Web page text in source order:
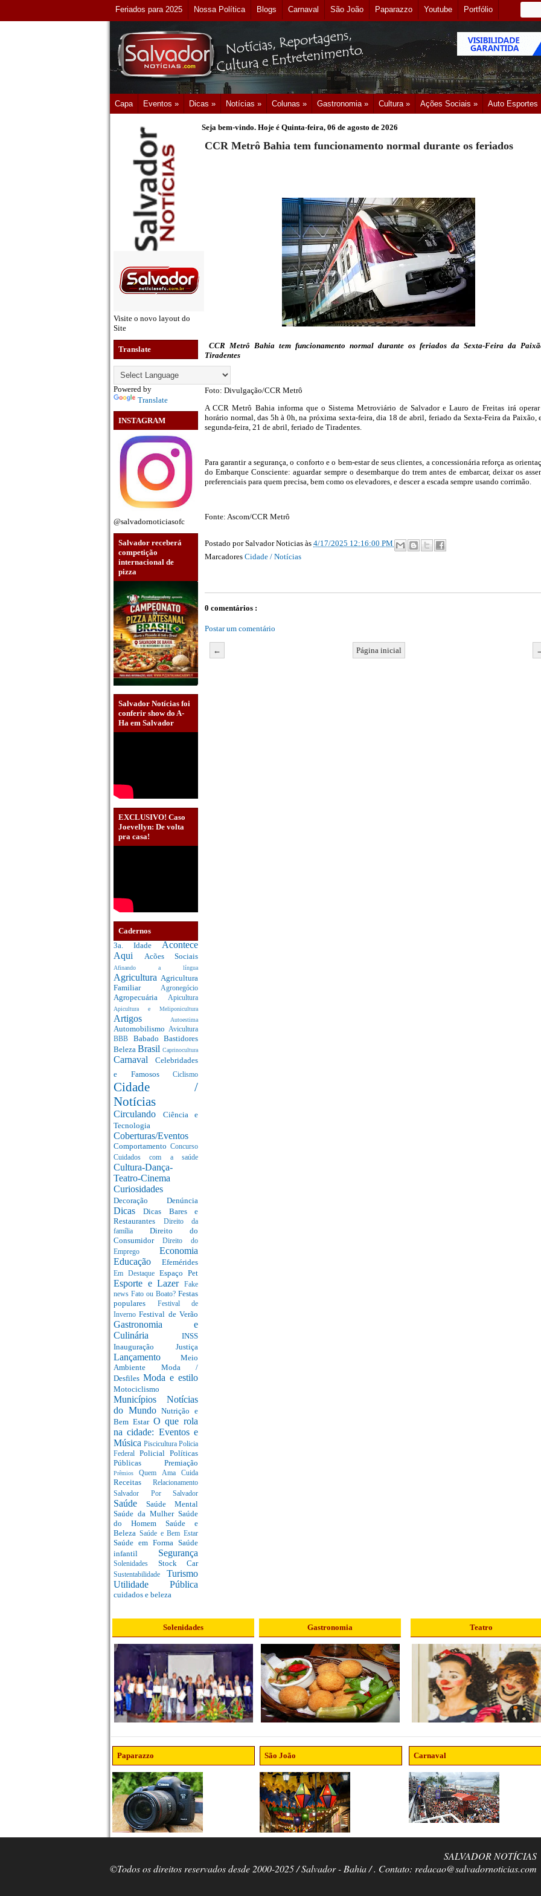
Feriados para 2025 Nossa Política Blogs Carnaval São João Paparazzo Youtube Portfólio
Capa Eventos » Dicas » Notícias » Colunas » Gastronomia » Cultura » Ações Sociais » Auto Esportes
Visite o novo layout do
Site
Translate
Powered by
Translate
INSTAGRAM
@salvadornoticiasofc
Salvador receberá
competição
internacional de
pizza
Salvador Notícias foi
conferir show do A-
Ha em Salvador
EXCLUSIVO! Caso
Joevellyn: De volta
pra casa!
Cadernos
3a. Idade Acontece
Aqui Acões Sociais
Afinando a língua
Agricultura Agricultura
Familiar Agronegócio
Agropecuária Apicultura
Apicultura e Meliponicultura
Artigos Autoestima
Automobilismo Avicultura
BBB Babado Bastidores
Beleza Brasil Caprinocultura
Carnaval Celebridades
e Famosos Ciclismo
Cidade /
Notícias
Circulando Ciência e
Tecnologia
Coberturas/Eventos
Comportamento Concurso
Cuidados com a saúde
Cultura-Dança-
Teatro-Cinema
Curiosidades
Decoração Denúncia
DicasDicas Bares e
Restaurantes
Direito da
família Direito do
Consumidor Direito do
Emprego Economia
Educação Efemérides
Em Destaque Espaço Pet
Esporte e Lazer
Fake
news Fato ou Boato? Festas
populares
Festival de
InvernoFestival de Verão
Gastronomia e
Culinária INSS
Inauguração Justiça
Lançamento Meio
Ambiente Moda /
Desfiles Moda e estilo
Motociclismo
Municípios Notícias
do MundoNutrição e
Bem Estar O que rola
na cidade: Eventos e
Música Piscicultura Policia
Federal Policial Políticas
Públicas Premiação
PrêmiosQuem Ama Cuida
Receitas Relacionamento
Salvador Por Salvador
Saúde Saúde Mental
Saúde da Mulher Saúde
do Homem Saúde e
Beleza Saúde e Bem Estar
Saúde em Forma Saúde
infantil Segurança
Solenidades Stock Car
Sustentabilidade Turismo
Utilidade Pública
cuidados e beleza
Seja bem-vindo. Hoje é Quinta-feira, 06 de agosto de 2026
CCR Metrô Bahia tem funcionamento normal durante os feriados
CCR Metrô Bahia tem funcionamento normal durante os feriados da Sexta-Feira da
Tiradentes
Foto: Divulgação/CCR Metrô
A CCR Metrô Bahia informa que o Sistema Metroviário de Salvador e Lauro de Freitas irá operar
horário normal, das 5h à 0h, na próxima sexta-feira, dia 18 de abril, feriado da Sexta-Feira da Paixão,
segunda-feira, 21 de abril, feriado de Tiradentes.
Para garantir a segurança, o conforto e o bem-estar de seus clientes, a concessionária reforça as
do Embarque Consciente: aguardar sempre o desembarque do trem antes de embarcar, deixar os
preferenciais para quem precisa, bem como os elevadores, e descer a escada sempre usando corrimão.
Fonte: Ascom/CCR Metrô
Postado porSalvador Noticias às 4/17/2025 12:16:00 PM
Marcadores Cidade / Notícias
0 comentários :
Postar um comentário
← Página inicial
Solenidades Gastronomia Teatro
Paparazzo São João Carnaval
SALVADOR NOTÍCIAS
©Todos os direitos reservados desde 2000-2025 / Salvador - Bahia / . Contato: redacao@salvadornoticias.com